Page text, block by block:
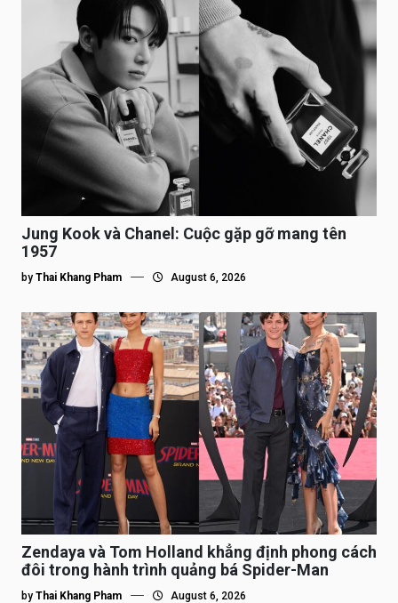
Jung Kook và Chanel: Cuộc gặp gỡ mang tên
1957
by Thai Khang Pham August 6, 2026
Zendaya và Tom Holland khẳng định phong cách
đôi trong hành trình quảng bá Spider-Man
by Thai Khang Pham August 6, 2026